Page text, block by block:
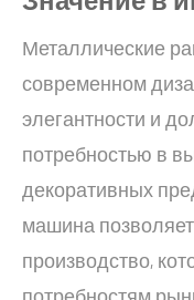
Металлические
современном
элегантности и
потребностью в
декоративных
машина
производство,